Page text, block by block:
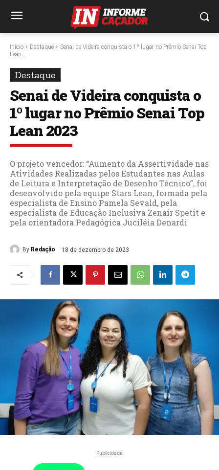
Início Destaque
Senai de Videira conquista o 1º lugar no Prêmio Senai Top
Lean...
Destaque
Senai de Videira conquista o
1º lugar no Prêmio Senai Top
Lean 2023
O projeto vencedor: “Aumento da Assertividade nas
Atividades Realizadas pelos Estudantes nas Aulas
de Leitura e Interpretação de Desenho Técnico”, foi
desenvolvido pela equipe Stars Lean, formada pela
especialista de Ensino Pamela Sevald, pela
especialista de Educação Inclusiva Zenair Spetit e
pela orientadora Pedagógica Juciléia Denardi
By Redação 18 de dezembro de 2023
Publicidade